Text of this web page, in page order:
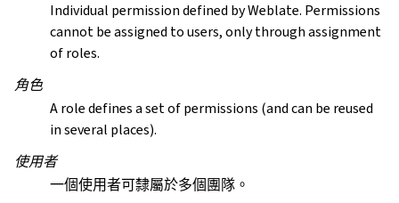
Individual permission defined by Weblate. Permissions
cannot be assigned to users, only through assignment
of roles.
角色
A role defines a set of permissions (and can be reused
in several places).
使用者
一個使用者可隸屬於多個團隊。